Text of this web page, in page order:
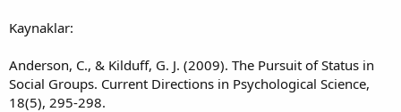
Kaynaklar:
Anderson, C., & Kilduff, G. J. (2009). The Pursuit of Status in
Social Groups. Current Directions in Psychological Science,
18(5), 295-298.